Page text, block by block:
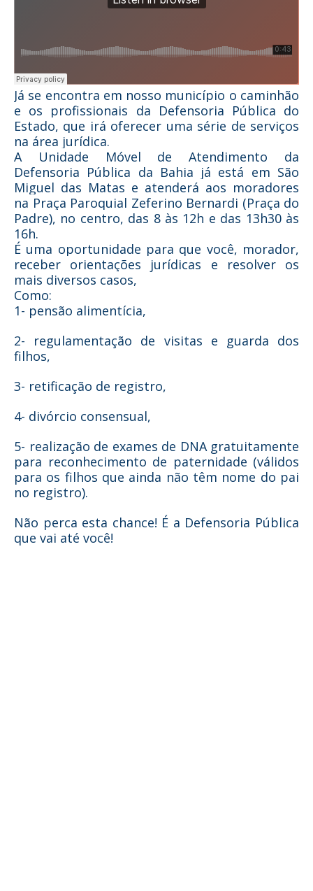
Já se encontra em nosso município o caminhão
e os profissionais da Defensoria Pública do
Estado, que irá oferecer uma série de serviços
na área jurídica.
A Unidade Móvel de Atendimento da
Defensoria Pública da Bahia já está em São
Miguel das Matas e atenderá aos moradores
na Praça Paroquial Zeferino Bernardi (Praça do
Padre), no centro, das 8 às 12h e das 13h30 às
16h.
É uma oportunidade para que você, morador,
receber orientações jurídicas e resolver os
mais diversos casos,
Como:
1- pensão alimentícia,
2- regulamentação de visitas e guarda dos
filhos,
3- retificação de registro,
4- divórcio consensual,
5- realização de exames de DNA gratuitamente
para reconhecimento de paternidade (válidos
para os filhos que ainda não têm nome do pai
no registro).
Não perca esta chance! É a Defensoria Pública
que vai até você!